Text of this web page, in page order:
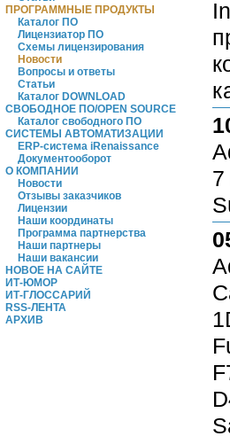
ПРОГРАММНЫЕ ПРОДУКТЫ
Каталог ПО
Лицензиатор ПО
Схемы лицензирования
Новости
Вопросы и ответы
Статьи
Каталог DOWNLOAD
СВОБОДНОЕ ПО/OPEN SOURCE
Каталог свободного ПО
СИСТЕМЫ АВТОМАТИЗАЦИИ
ERP-система iRenaissance
Документооборот
О КОМПАНИИ
Новости
Отзывы заказчиков
Лицензии
Наши координаты
Программа партнерства
Наши партнеры
Наши вакансии
НОВОЕ НА САЙТЕ
ИТ-ЮМОР
ИТ-ГЛОССАРИЙ
RSS-ЛЕНТА
АРХИВ
7